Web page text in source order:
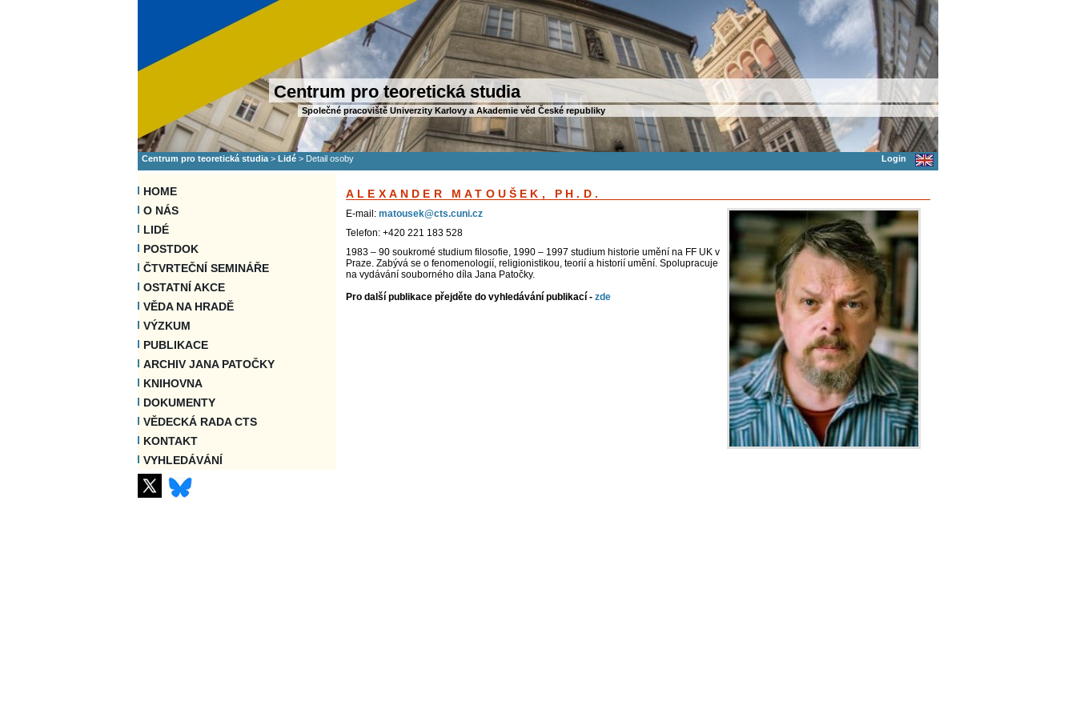
Centrum pro teoretická studia
Společné pracoviště Univerzity Karlovy a Akademie věd České republiky
Centrum pro teoretická studia > Lidé > Detail osoby Login
HOME
O NÁS
LIDÉ
POSTDOK
ČTVRTEČNÍ SEMINÁŘE
OSTATNÍ AKCE
VĚDA NA HRADĚ
VÝZKUM
PUBLIKACE
ARCHIV JANA PATOČKY
KNIHOVNA
DOKUMENTY
VĚDECKÁ RADA CTS
KONTAKT
VYHLEDÁVÁNÍ
ALEXANDER MATOUŠEK, PH.D.
E-mail: matousek@cts.cuni.cz
Telefon: +420 221 183 528
1983 – 90 soukromé studium filosofie, 1990 – 1997 studium historie umění na FF UK v
Praze. Zabývá se o fenomenologií, religionistikou, teorií a historií umění. Spolupracuje
na vydávání souborného díla Jana Patočky.
Pro další publikace přejděte do vyhledávání publikací - zde